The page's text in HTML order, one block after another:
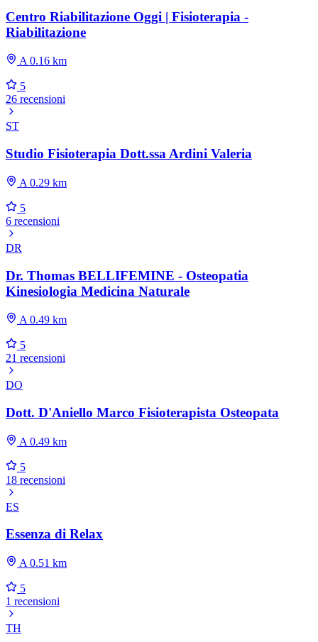
Centro Riabilitazione Oggi | Fisioterapia -
Riabilitazione
A 0.16 km
5
26 recensioni
ST
Studio Fisioterapia Dott.ssa Ardini Valeria
A 0.29 km
5
6 recensioni
DR
Dr. Thomas BELLIFEMINE - Osteopatia
Kinesiologia Medicina Naturale
A 0.49 km
5
21 recensioni
DO
Dott. D'Aniello Marco Fisioterapista Osteopata
A 0.49 km
5
18 recensioni
ES
Essenza di Relax
A 0.51 km
5
1 recensioni
TH